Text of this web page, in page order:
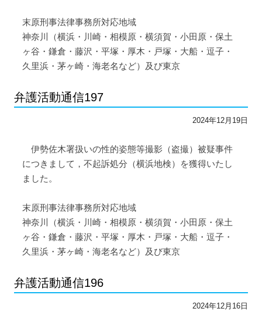
末原刑事法律事務所対応地域
神奈川（横浜・川崎・相模原・横須賀・小田原・保土
ヶ谷・鎌倉・藤沢・平塚・厚木・戸塚・大船・逗子・
久里浜・茅ヶ崎・海老名など）及び東京
弁護活動通信197
2024年12月19日
伊勢佐木署扱いの性的姿態等撮影（盗撮）被疑事件
につきまして，不起訴処分（横浜地検）を獲得いたし
ました。
末原刑事法律事務所対応地域
神奈川（横浜・川崎・相模原・横須賀・小田原・保土
ヶ谷・鎌倉・藤沢・平塚・厚木・戸塚・大船・逗子・
久里浜・茅ヶ崎・海老名など）及び東京
弁護活動通信196
2024年12月16日